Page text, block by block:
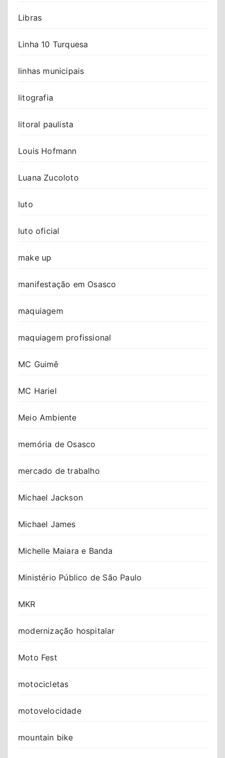
Libras
Linha 10 Turquesa
linhas municipais
litografia
litoral paulista
Louis Hofmann
Luana Zucoloto
luto
luto oficial
make up
manifestação em Osasco
maquiagem
maquiagem profissional
MC Guimê
MC Hariel
Meio Ambiente
memória de Osasco
mercado de trabalho
Michael Jackson
Michael James
Michelle Maiara e Banda
Ministério Público de São Paulo
MKR
modernização hospitalar
Moto Fest
motocicletas
motovelocidade
mountain bike